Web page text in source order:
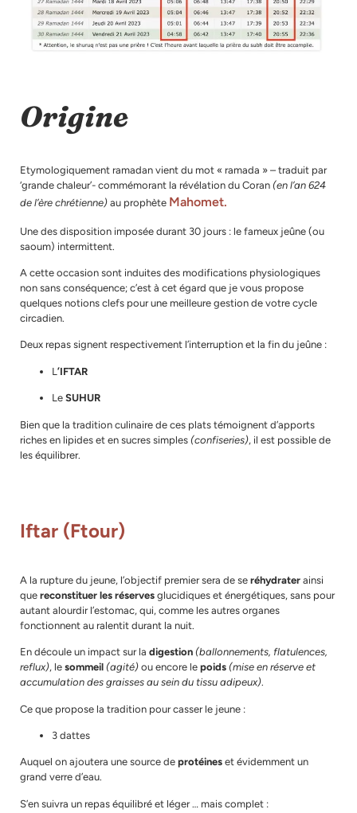
Origine
Etymologiquement ramadan vient du mot « ramada » – traduit par
‘grande chaleur’- commémorant la révélation du Coran (en l’an 624
de l’ère chrétienne) au prophète Mahomet.
Une des disposition imposée durant 30 jours : le fameux jeûne (ou
saoum) intermittent.
A cette occasion sont induites des modifications physiologiques
non sans conséquence; c’est à cet égard que je vous propose
quelques notions clefs pour une meilleure gestion de votre cycle
circadien.
Deux repas signent respectivement l’interruption et la fin du jeûne :
L ’IFTAR
Le SUHUR
Bien que la tradition culinaire de ces plats témoignent d’apports
riches en lipides et en sucres simples (confiseries), il est possible de
les équilibrer.
Iftar (Ftour)
A la rupture du jeune, l’objectif premier sera de se réhydrater ainsi
que reconstituer les réserves glucidiques et énergétiques, sans pour
autant alourdir l’estomac, qui, comme les autres organes
fonctionnent au ralentit durant la nuit.
En découle un impact sur la digestion (ballonnements, flatulences,
reflux), le sommeil (agité) ou encore le poids (mise en réserve et
accumulation des graisses au sein du tissu adipeux).
Ce que propose la tradition pour casser le jeune :
3 dattes
Auquel on ajoutera une source de protéines et évidemment un
grand verre d’eau.
S’en suivra un repas équilibré et léger … mais complet :